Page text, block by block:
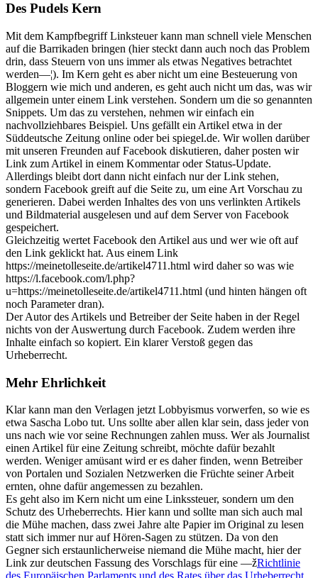
Des Pudels Kern
Mit dem Kampfbegriff Linksteuer kann man schnell viele Menschen
auf die Barrikaden bringen (hier steckt dann auch noch das Problem
drin, dass Steuern von uns immer als etwas Negatives betrachtet
werden—¦). Im Kern geht es aber nicht um eine Besteuerung von
Bloggern wie mich und anderen, es geht auch nicht um das, was wir
allgemein unter einem Link verstehen. Sondern um die so genannten
Snippets. Um das zu verstehen, nehmen wir einfach ein
nachvollziehbares Beispiel. Uns gefällt ein Artikel etwa in der
Süddeutsche Zeitung online oder bei spiegel.de. Wir wollen darüber
mit unseren Freunden auf Facebook diskutieren, daher posten wir
Link zum Artikel in einem Kommentar oder Status-Update.
Allerdings bleibt dort dann nicht einfach nur der Link stehen,
sondern Facebook greift auf die Seite zu, um eine Art Vorschau zu
generieren. Dabei werden Inhaltes des von uns verlinkten Artikels
und Bildmaterial ausgelesen und auf dem Server von Facebook
gespeichert.
Gleichzeitig wertet Facebook den Artikel aus und wer wie oft auf
den Link geklickt hat. Aus einem Link
https://meinetolleseite.de/artikel4711.html wird daher so was wie
https://l.facebook.com/l.php?
u=https://meinetolleseite.de/artikel4711.html (und hinten hängen oft
noch Parameter dran).
Der Autor des Artikels und Betreiber der Seite haben in der Regel
nichts von der Auswertung durch Facebook. Zudem werden ihre
Inhalte einfach so kopiert. Ein klarer Verstoß gegen das
Urheberrecht.
Mehr Ehrlichkeit
Klar kann man den Verlagen jetzt Lobbyismus vorwerfen, so wie es
etwa Sascha Lobo tut. Uns sollte aber allen klar sein, dass jeder von
uns nach wie vor seine Rechnungen zahlen muss. Wer als Journalist
einen Artikel für eine Zeitung schreibt, möchte dafür bezahlt
werden. Weniger amüsant wird er es daher finden, wenn Betreiber
von Portalen und Sozialen Netzwerken die Früchte seiner Arbeit
ernten, ohne dafür angemessen zu bezahlen.
Es geht also im Kern nicht um eine Linkssteuer, sondern um den
Schutz des Urheberrechts. Hier kann und sollte man sich auch mal
die Mühe machen, dass zwei Jahre alte Papier im Original zu lesen
statt sich immer nur auf Hören-Sagen zu stützen. Da von den
Gegner sich erstaunlicherweise niemand die Mühe macht, hier der
Link zur deutschen Fassung des Vorschlags für eine —žRichtlinie